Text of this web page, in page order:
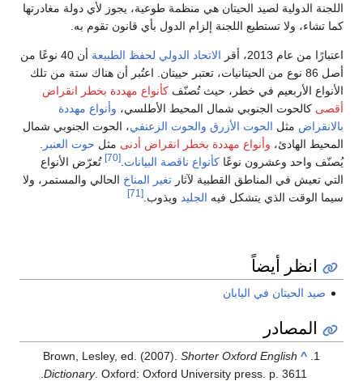
اللجنة الدولية لصيد الحيتان هي منظمة طوعية، يجوز لأي دولة مغادرتها
كما تشاء، ولا تستطيع اللجنة إلزام الدول بأي قانون تقوم به.
اعتبارًا من عام 2013، أقر الاتحاد الدولي لحفظ الطبيعة
أن 40 نوعًا من
أصل 86 نوع من الحيتانيات، تعتبر حييتان. اعتُبر أن هناك ستة من تلك
الأنواع الأربعيم في خطر، حيث تُصنّف كأنواع مهددة بخطر انقراض
أقصى كالحوت الجنوبي شمال المحيط الأطلسي، وأنواع مهددة
بالانقراض مثل الحوت الأزرق والحوت الزعنفي، الحوت الجنوبي شمال
المحيط الهادئ، وأنواع مهددة بخطر انقراض أدنى مثل حوت العنبر
يُصنّف واحد وعشرون نوعًا كأنواع ناقصة البيانات [70]
تُعرّض الأنواع
التي تعيش في المناطق القطبية لآثار تغير المناخ الحالي والمستمر، ولا
سيما الوقت الذي يتشكل فيه الجليد ويذوب. [71]
انظر أيضاً
صيد الحيتان في اليابان
المصادر
^
Brown, Lesley, ed. (2007).Shorter Oxford English
Dictionary. Oxford: Oxford University press. p. 3611.